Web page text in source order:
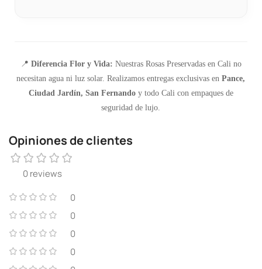
📍 Diferencia Flor y Vida: Nuestras Rosas Preservadas en Cali no
necesitan agua ni luz solar. Realizamos entregas exclusivas enPance,
Ciudad Jardín, San Fernandoy todo Cali con empaques de
seguridad de lujo.
Opiniones de clientes
0 reviews
0
0
0
0